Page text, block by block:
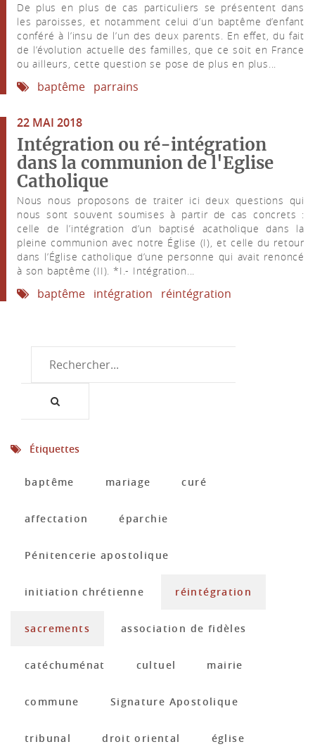
De plus en plus de cas particuliers se présentent dans
les paroisses, et notamment celui d’un baptême d’enfant
conféré à l’insu de l’un des deux parents. En effet, du fait
de l’évolution actuelle des familles, que ce soit en France
ou ailleurs, cette question se pose de plus en plus...
baptême parrains
22 MAI 2018
Intégration ou ré-intégration
dans la communion de l'Eglise
Catholique
Nous nous proposons de traiter ici deux questions qui
nous sont souvent soumises à partir de cas concrets :
celle de l’intégration d’un baptisé acatholique dans la
pleine communion avec notre Église (I), et celle du retour
dans l’Église catholique d’une personne qui avait renoncé
à son baptême (II). *I.- Intégration...
baptême intégration réintégration
Étiquettes
baptême mariage curé
affectation éparchie
Pénitencerie apostolique
initiation chrétienne réintégration
sacrements association de fidèles
catéchuménat cultuel mairie
commune Signature Apostolique
tribunal droit oriental église